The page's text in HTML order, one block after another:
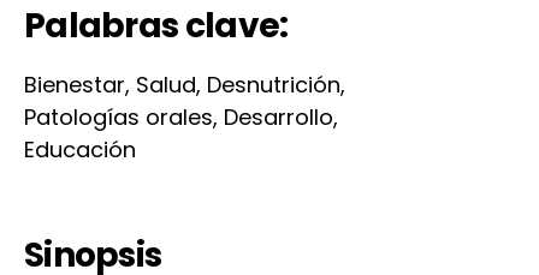
Palabras clave:
Bienestar, Salud, Desnutrición,
Patologías orales, Desarrollo,
Educación
Sinopsis